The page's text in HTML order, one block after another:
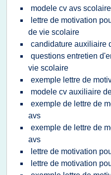
modele cv avs scolaire
lettre de motivation
de vie scolaire
candidature auxiliaire
questions entretien
vie scolaire
exemple lettre de
modele cv auxiliaire
exemple de lettre de
avs
exemple de lettre de
avs
lettre de motivation
lettre de motivation